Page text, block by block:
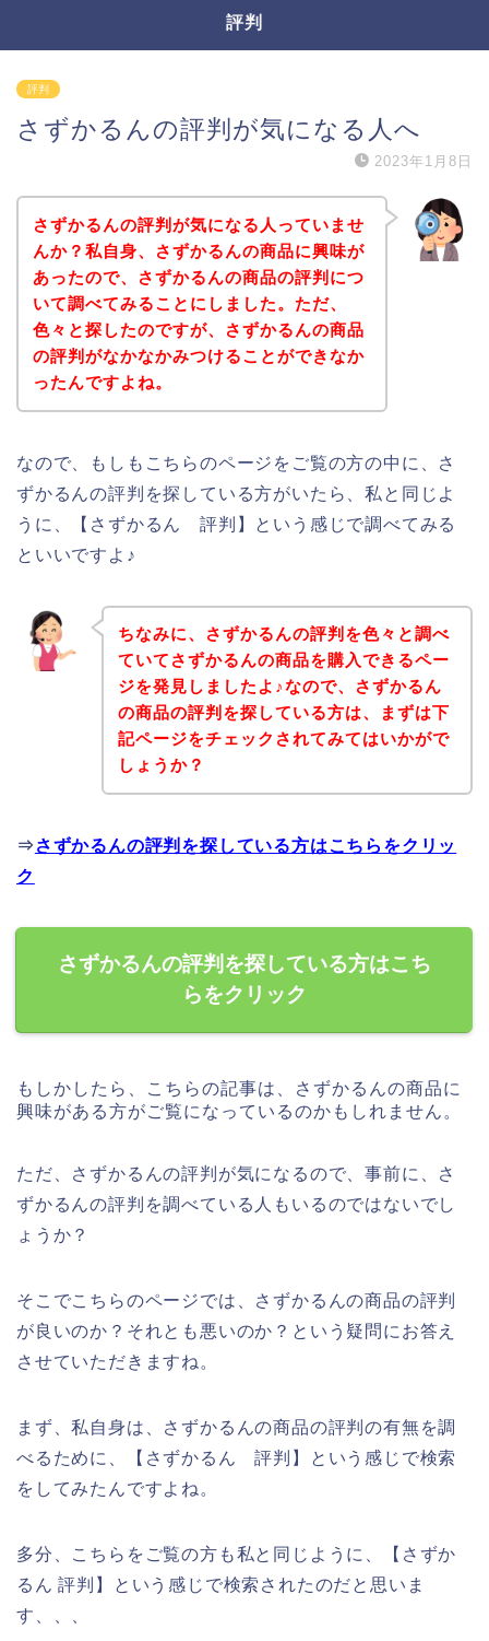
評判
評判
さずかるんの評判が気になる人へ
2023年1月8日
さずかるんの評判が気になる人っていませ
んか？私自身、さずかるんの商品に興味が
あったので、さずかるんの商品の評判につ
いて調べてみることにしました。ただ、
色々と探したのですが、さずかるんの商品
の評判がなかなかみつけることができなか
ったんですよね。
なので、もしもこちらのページをご覧の方の中に、さ
ずかるんの評判を探している方がいたら、私と同じよ
うに、【さずかるん 評判】という感じで調べてみる
といいですよ♪
ちなみに、さずかるんの評判を色々と調べ
ていてさずかるんの商品を購入できるペー
ジを発見しましたよ♪なので、さずかるん
の商品の評判を探している方は、まずは下
記ページをチェックされてみてはいかがで
しょうか？
⇒ さずかるんの評判を探している方はこちらをクリッ
ク
さずかるんの評判を探している方はこち
らをクリック
もしかしたら、こちらの記事は、さずかるんの商品に
興味がある方がご覧になっているのかもしれません。
ただ、さずかるんの評判が気になるので、事前に、さ
ずかるんの評判を調べている人もいるのではないでし
ょうか？
そこでこちらのページでは、さずかるんの商品の評判
が良いのか？それとも悪いのか？という疑問にお答え
させていただきますね。
まず、私自身は、さずかるんの商品の評判の有無を調
べるために、【さずかるん 評判】という感じで検索
をしてみたんですよね。
多分、こちらをご覧の方も私と同じように、【さずか
るん 評判】という感じで検索されたのだと思いま
す、、、